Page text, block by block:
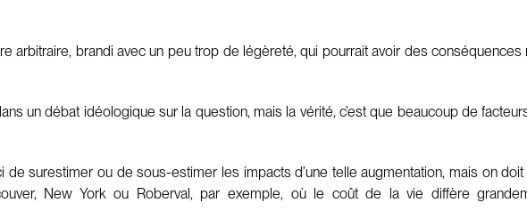
arbitraire, brandi avec un peu trop de légèreté, qui pourrait avoir des
un débat idéologique sur la question, mais la vérité, c’est que beaucoup de
de surestimer ou de sous-estimer les impacts d’une telle augmentation, mais on
New York ou Roberval, par exemple, où le coût de la vie diffère